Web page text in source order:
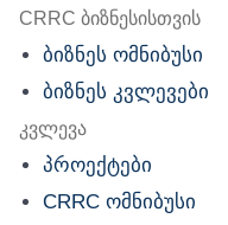
CRRC ბიზნესისთვის
ბიზნეს ომნიბუსი
ბიზნეს კვლევები
კვლევა
პროექტები
CRRC ომნიბუსი